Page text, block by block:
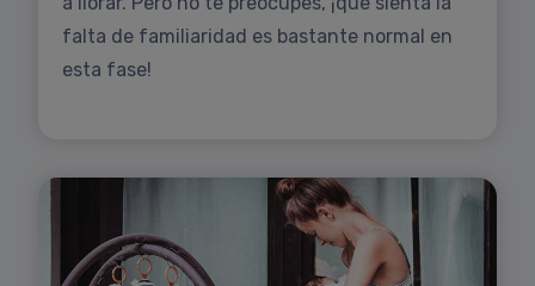
falta de familiaridad es bastante normal en
esta fase!